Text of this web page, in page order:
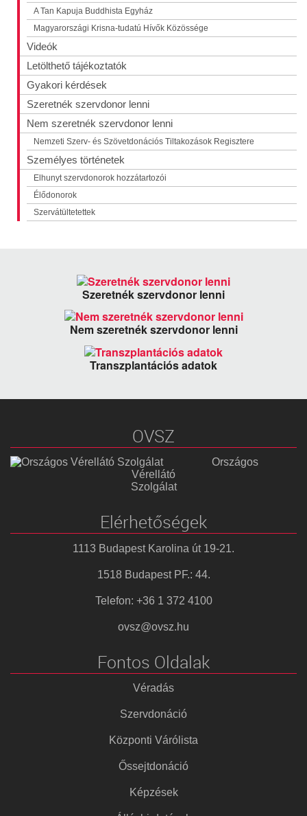
A Tan Kapuja Buddhista Egyház
Magyarországi Krisna-tudatú Hívők Közössége
Videók
Letölthető tájékoztatók
Gyakori kérdések
Szeretnék szervdonor lenni
Nem szeretnék szervdonor lenni
Nemzeti Szerv- és Szövetdonációs Tiltakozások Regisztere
Személyes történetek
Elhunyt szervdonorok hozzátartozói
Élődonorok
Szervátültetettek
Szeretnék szervdonor lenni
Nem szeretnék szervdonor lenni
Transzplantációs adatok
OVSZ
Országos
Vérellátó
Szolgálat
Elérhetőségek
1113 Budapest Karolina út 19-21.
1518 Budapest PF.: 44.
Telefon: +36 1 372 4100
ovsz@ovsz.hu
Fontos Oldalak
Véradás
Szervdonáció
Központi Várólista
Őssejtdonáció
Képzések